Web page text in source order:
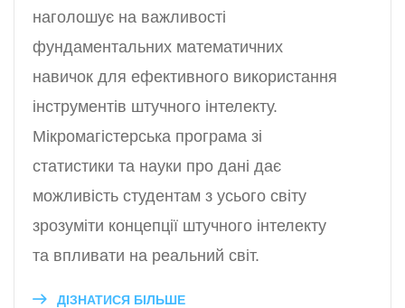
наголошує на важливості
фундаментальних математичних
навичок для ефективного використання
інструментів штучного інтелекту.
Мікромагістерська програма зі
статистики та науки про дані дає
можливість студентам з усього світу
зрозуміти концепції штучного інтелекту
та впливати на реальний світ.
ДІЗНАТИСЯ БІЛЬШЕ